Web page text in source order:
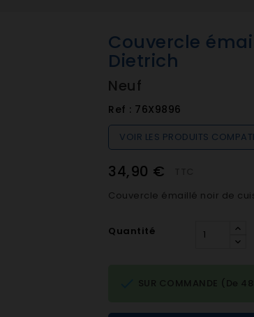
Couvercle
Dietrich
Neuf
Ref : 76X9896
VOIR LES PRODUITS
34,90 €
Couvercle émaillé noir de
Quantité
SUR COMMANDE (De